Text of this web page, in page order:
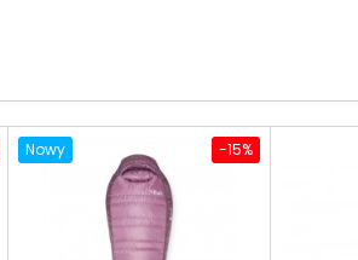
Nowy -15%